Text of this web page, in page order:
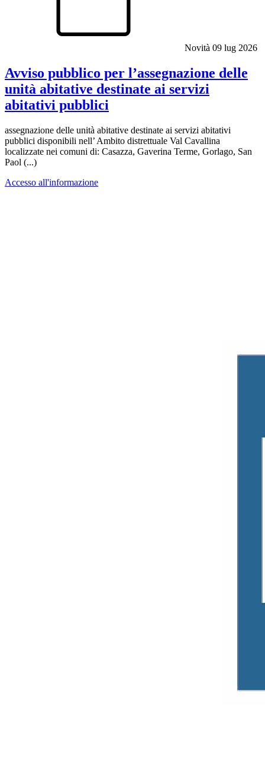
Novità 09 lug 2026
Avviso pubblico per l’assegnazione delle
unità abitative destinate ai servizi
abitativi pubblici
assegnazione delle unità abitative destinate ai servizi abitativi
pubblici disponibili nell’ Ambito distrettuale Val Cavallina
localizzate nei comuni di: Casazza, Gaverina Terme, Gorlago, San
Paol (...)
Accesso all'informazione